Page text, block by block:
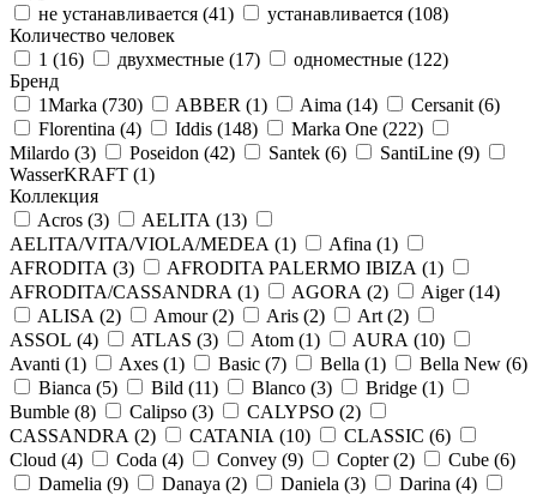
не устанавливается (41) устанавливается (108)
Количество человек
1 (16) двухместные (17) одноместные (122)
Бренд
1Marka (730) ABBER (1) Aima (14) Cersanit (6)
Florentina (4) Iddis (148) Marka One (222)
Milardo (3) Poseidon (42) Santek (6) SantiLine (9)
WasserKRAFT (1)
Коллекция
Acros (3) AELITA (13)
AELITA/VITA/VIOLA/MEDEA (1) Afina (1)
AFRODITA (3) AFRODITA PALERMO IBIZA (1)
AFRODITA/CASSANDRA (1) AGORA (2) Aiger (14)
ALISA (2) Amour (2) Aris (2) Art (2)
ASSOL (4) ATLAS (3) Atom (1) AURA (10)
Avanti (1) Axes (1) Basic (7) Bella (1) Bella New (6)
Bianca (5) Bild (11) Blanco (3) Bridge (1)
Bumble (8) Calipso (3) CALYPSO (2)
CASSANDRA (2) CATANIA (10) CLASSIC (6)
Cloud (4) Coda (4) Convey (9) Copter (2) Cube (6)
Damelia (9) Danaya (2) Daniela (3) Darina (4)